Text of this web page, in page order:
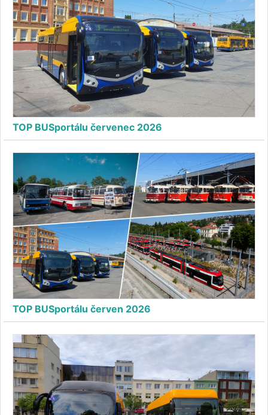
TOP BUSportálu červenec 2026
TOP BUSportálu červen 2026